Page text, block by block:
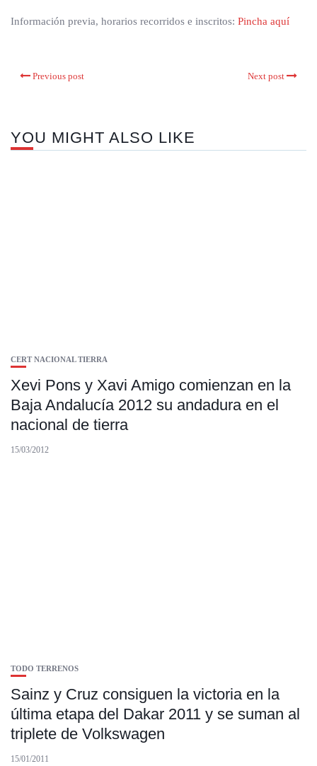
Información previa, horarios recorridos e inscritos: Pincha aquí
Previous post Next post
YOU MIGHT ALSO LIKE
CERT NACIONAL TIERRA
Xevi Pons y Xavi Amigo comienzan en la
Baja Andalucía 2012 su andadura en el
nacional de tierra
15/03/2012
TODO TERRENOS
Sainz y Cruz consiguen la victoria en la
última etapa del Dakar 2011 y se suman al
triplete de Volkswagen
15/01/2011